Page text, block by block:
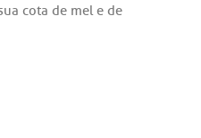
cota de mel e de